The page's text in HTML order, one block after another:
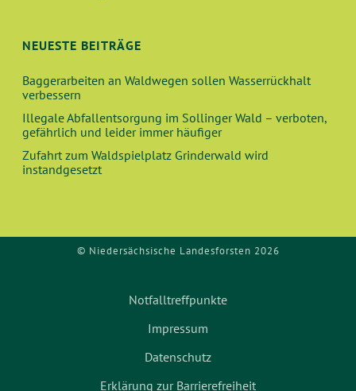
NEUESTE BEITRÄGE
Baggerarbeiten an Waldwegen sollen Wasserrückhalt
verbessern
Illegale Abfallentsorgung im Sollinger Wald – verboten,
gefährlich und leider immer häufiger
Zufahrt zum Waldspielplatz Grinderwald wird
instandgesetzt
© Niedersächsische Landesforsten 2026
Notfalltreffpunkte
Impressum
Datenschutz
Erklärung zur Barrierefreiheit